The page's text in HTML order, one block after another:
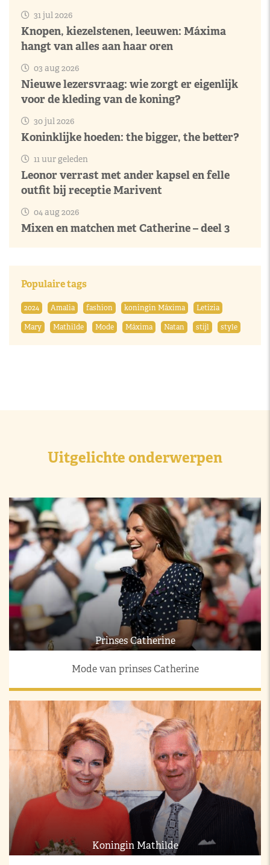
31 jul 2026
Knopen, kiezelstenen, leeuwen: Máxima
hangt van alles aan haar oren
03 aug 2026
Nieuwe lezersvraag: wie zorgt er eigenlijk
voor de kleding van de koning?
30 jul 2026
Koninklijke hoeden: the bigger, the better?
11 uur geleden
Leonor verrast met ander kapsel en felle
outfit bij receptie Marivent
04 aug 2026
Mixen en matchen met Catherine – deel 3
Populaire tags
2024 Amalia fashion koningin Máxima
Letizia
Mary
Mathilde Mode Máxima Natan stijl style
Uitgelichte onderwerpen
Prinses Catherine
Mode van prinses Catherine
Koningin Mathilde